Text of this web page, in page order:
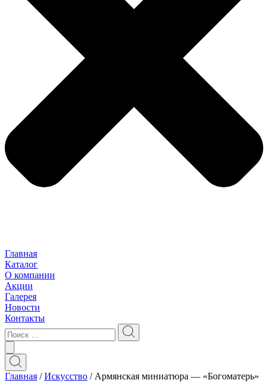
Главная
Каталог
О компании
Акции
Галерея
Новости
Контакты
Главная /Искусство / Армянская миниатюра — «Богоматерь»